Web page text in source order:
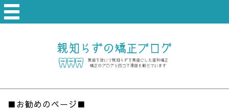
■お勧めのページ■